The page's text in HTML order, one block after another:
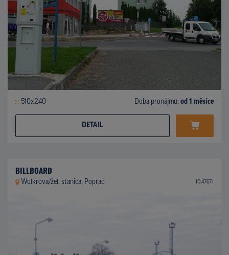
510x240 Doba pronájmu: od 1 měsíce
DETAIL
BILLBOARD
Wolkrova/žel. stanica, Poprad ID 47671